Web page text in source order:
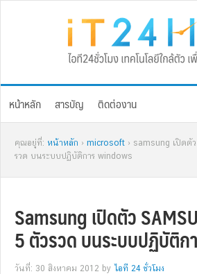
หน้าหลัก สารบัญ ติดต่องาน
คุณอยู่ที่: หน้าหลัก › microsoft › samsung เปิดตั
รวด บนระบบปฏิบัติการ windows
Samsung เปิดตัว
5 ตัวรวด บนระบบปฏิบัติ
วันที่: 30 สิงหาคม 2012 by ไอที 24 ชั่วโมง